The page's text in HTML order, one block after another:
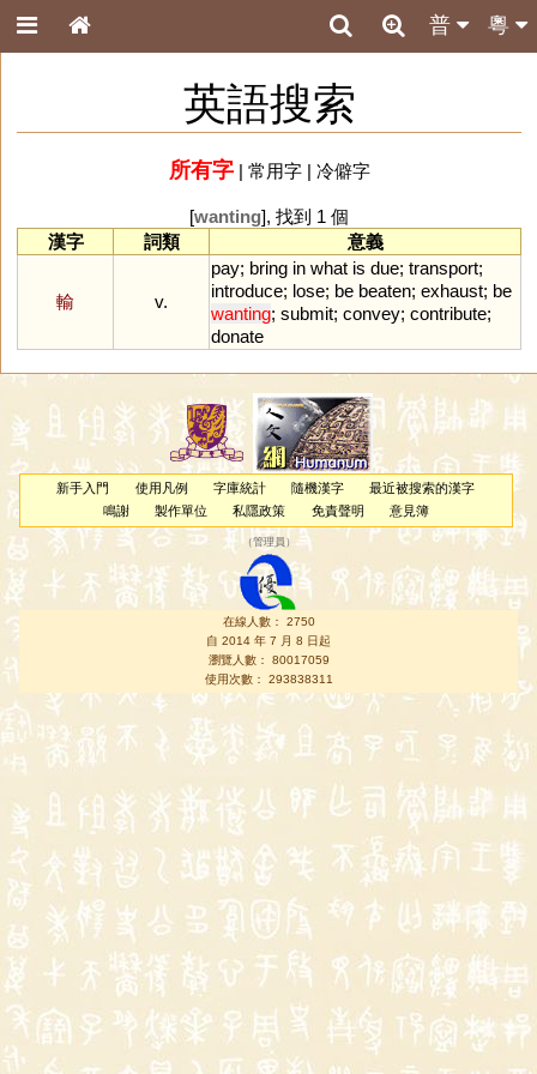
粵
普
英語搜索
所有字| 常用字| 冷僻字
[wanting], 找到 1 個
漢字
詞類 意義
輸 v.
pay; bring in what is due; transport;
introduce; lose; be beaten; exhaust; be
wanting; submit; convey; contribute;
donate
新手入門 使用凡例 字庫統計 隨機漢字
最近被搜索的漢字
鳴謝
製作單位 私隱政策 免責聲明 意見簿
（管理員 ）
在線人數： 2750
自 2014 年 7 月 8 日起
瀏覽人數： 80017059
使用次數： 293838311